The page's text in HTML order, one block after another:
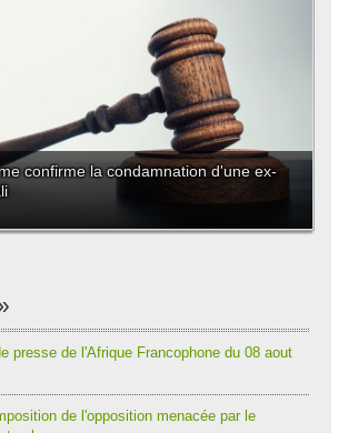
confirme la condamnation d'une ex-
presse de l'Afrique Francophone du 08 aout
de l'opposition menacée par le